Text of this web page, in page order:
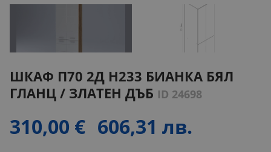
ШКАФ П70 2Д H233 БИАНКА БЯЛ
ГЛАНЦ / ЗЛАТЕН ДЪБ ID 24698
310,00 € 606,31 лв.